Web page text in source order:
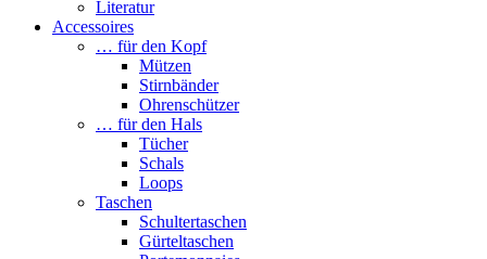
Literatur
Accessoires
… für den Kopf
Mützen
Stirnbänder
Ohrenschützer
… für den Hals
Tücher
Schals
Loops
Taschen
Schultertaschen
Gürteltaschen